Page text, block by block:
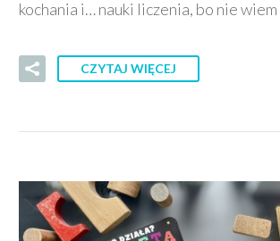
kochania i… nauki liczenia, bo nie
CZYTAJ WIĘCEJ